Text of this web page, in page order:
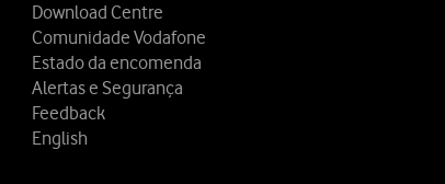
Download Centre
Comunidade Vodafone
Estado da encomenda
Alertas e Segurança
Feedback
English